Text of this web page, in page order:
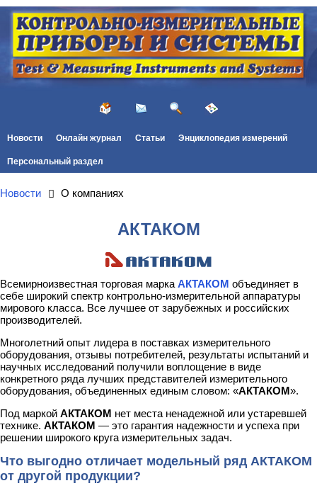
Новости Онлайн журнал Статьи Энциклопедия измерений
Персональный раздел
Новости О компаниях
АКТАКОМ
Всемирноизвестная торговая марка АКТАКОМ объединяет в
себе широкий спектр контрольно-измерительной аппаратуры
мирового класса. Все лучшее от зарубежных и российских
производителей.
Многолетний опыт лидера в поставках измерительного
оборудования, отзывы потребителей, результаты испытаний и
научных исследований получили воплощение в виде
конкретного ряда лучших представителей измерительного
оборудования, объединенных единым словом: «АКТАКОМ».
Под маркой АКТАКОМ нет места ненадежной или устаревшей
технике. АКТАКОМ — это гарантия надежности и успеха при
решении широкого круга измерительных задач.
Что выгодно отличает модельный ряд АКТАКОМ
от другой продукции?